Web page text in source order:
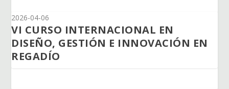
2026-04-06
VI CURSO INTERNACIONAL EN
DISEÑO, GESTIÓN E INNOVACIÓN EN
REGADÍO